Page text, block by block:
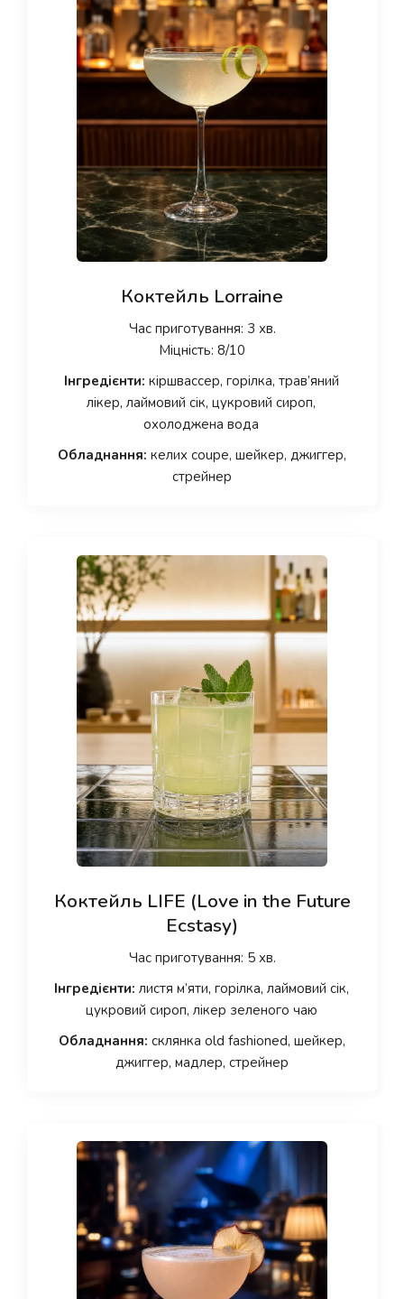
Коктейль Lorraine
Час приготування: 3 хв.
Міцність: 8/10
Інгредієнти: кіршвассер, горілка, трав’яний
лікер, лаймовий сік, цукровий сироп,
охолоджена вода
Обладнання: келих coupe, шейкер, джиггер,
стрейнер
Коктейль LIFE (Love in the Future
Ecstasy)
Час приготування: 5 хв.
Інгредієнти: листя м’яти, горілка, лаймовий сік,
цукровий сироп, лікер зеленого чаю
Обладнання: склянка old fashioned, шейкер,
джиггер, мадлер, стрейнер